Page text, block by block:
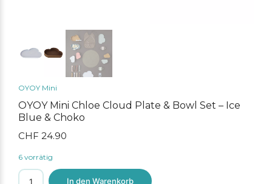
OYOY Mini
OYOY Mini Chloe Cloud Plate & Bowl Set – Ice
Blue & Choko
CHF 24.90
6 vorrätig
OYOY
In den Warenkorb